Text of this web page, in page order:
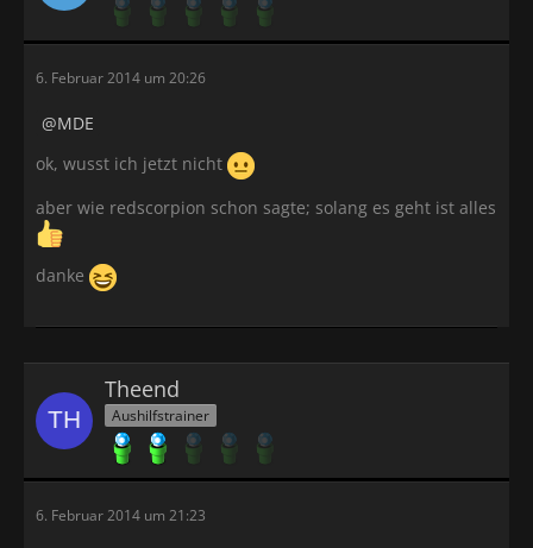
6. Februar 2014 um 20:26
MDE
ok, wusst ich jetzt nicht
aber wie redscorpion schon sagte; solang es geht ist alles
danke
Theend
Aushilfstrainer
6. Februar 2014 um 21:23